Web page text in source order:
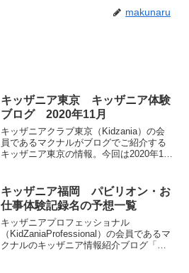
makunaru
キッザニア東京 キッザニア体験
ブログ 2020年11月
キッザニアクラブ東京（Kidzania）の会
員であるマクナルがブログでご紹介する
キッザニア東京の情報。今回は2020年11
た！！前回からの変更点も多かったので
そちらも記載しています。
キッザニア福岡 パビリオン・お
仕事体験記録名の予想一覧
キッザニアプロフェッショナル
（KidZaniaProfessional）の会員であるマ
クナルのキッザニア情報紹介ブログ「キ